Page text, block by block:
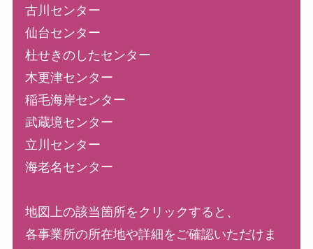
古川センター
仙台センター
杜せきのしたセンター
木更津センター
稲毛海岸センター
武蔵境センター
立川センター
海老名センター
地図上の該当箇所をクリックすると、
各事業所の所在地や詳細をご確認いただけま